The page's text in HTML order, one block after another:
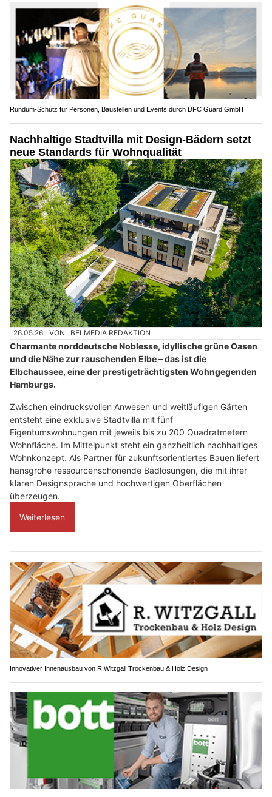
Rundum-Schutz für Personen, Baustellen und Events durch DFC Guard GmbH
Nachhaltige Stadtvilla mit Design-Bädern setzt
neue Standards für Wohnqualität
26.05.26 VON BELMEDIA REDAKTION
Charmante norddeutsche Noblesse, idyllische grüne Oasen
und die Nähe zur rauschenden Elbe – das ist die
Elbchaussee, eine der prestigeträchtigsten Wohngegenden
Hamburgs.
Zwischen eindrucksvollen Anwesen und weitläufigen Gärten
entsteht eine exklusive Stadtvilla mit fünf
Eigentumswohnungen mit jeweils bis zu 200 Quadratmetern
Wohnfläche. Im Mittelpunkt steht ein ganzheitlich nachhaltiges
Wohnkonzept. Als Partner für zukunftsorientiertes Bauen liefert
hansgrohe ressourcenschonende Badlösungen, die mit ihrer
klaren Designsprache und hochwertigen Oberflächen
überzeugen.
Weiterlesen
Innovativer Innenausbau von R.Witzgall Trockenbau & Holz Design